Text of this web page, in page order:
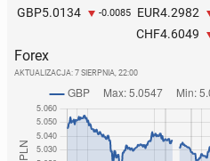
GBP5.0134 -0.0085 EUR4.2982
CHF4.6049
Forex
AKTUALIZACJA: 7 SIERPNIA, 22:00